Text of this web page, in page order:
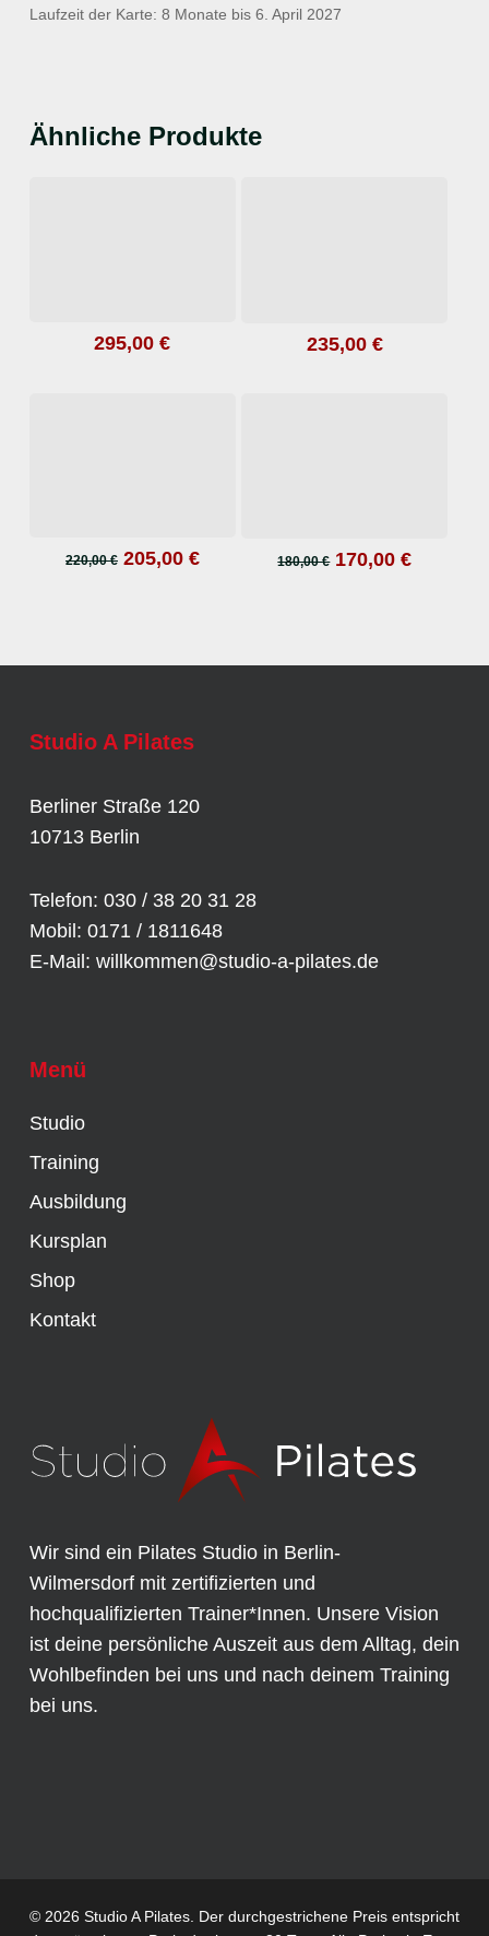
Laufzeit der Karte: 8 Monate bis 6. April 2027
Ähnliche Produkte
In den Warenkorb
295,00€ In den Warenkorb
235,00 €
In den Warenkorb
220,00€ Ursprünglicher
205,00 €AktuellerIn den Warenkorb
180,00€ Ursprünglicher
170,00€
Studio A Pilates
Berliner Straße 120
10713 Berlin
Telefon: 030 / 38 20 31 28
Mobil: 0171 / 1811648
E-Mail: willkommen@studio-a-pilates.de
Menü
Studio
Training
Ausbildung
Kursplan
Shop
Kontakt
Wir sind ein Pilates Studio in Berlin-
Wilmersdorf mit zertifizierten und
hochqualifizierten Trainer*Innen. Unsere Vision
ist deine persönliche Auszeit aus dem Alltag, dein
Wohlbefinden bei uns und nach deinem Training
bei uns.
© 2026 Studio A Pilates. Der durchgestrichene Preis entspricht